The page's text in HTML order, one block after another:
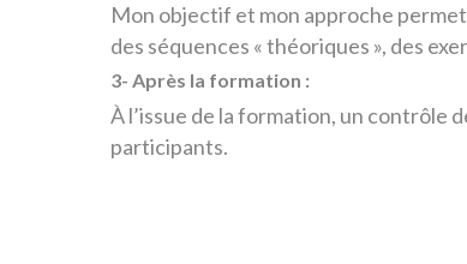
Mon objectif et mon approche
des séquences « théoriques », des
3- Après la formation :
À l’issue de la formation, un contrôle
participants.